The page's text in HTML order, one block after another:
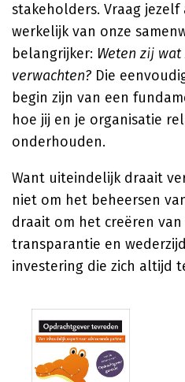
stakeholders. Vraag jezelf
werkelijk van onze
belangrijker: Weten zij
verwachten? Die
begin zijn van een
hoe jij en je organisatie
onderhouden.
Want uiteindelijk draait
niet om het beheersen
draait om het creëren
transparantie en
investering die zich altijd